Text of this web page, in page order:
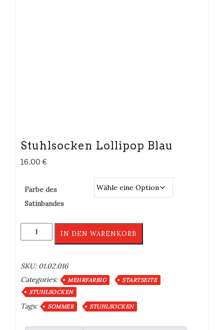
Stuhlsocken Lollipop Blau
16,00 €
Farbe des
Satinbandes
Stuhlsocken
IN DEN WARENKORB
SKU: 01.02.016
Categories:
MEHRFARBIG
STARTSEITE
STUHLSOCKEN
Tags: SOMMER STUHLSOCKEN